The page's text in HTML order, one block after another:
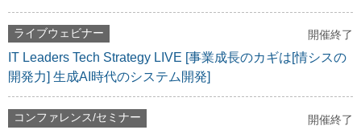
ライブウェビナー 開催終了
IT Leaders Tech Strategy LIVE [事業成長のカギは[情シスの
開発力] 生成AI時代のシステム開発]
コンファレンス/セミナー 開催終了